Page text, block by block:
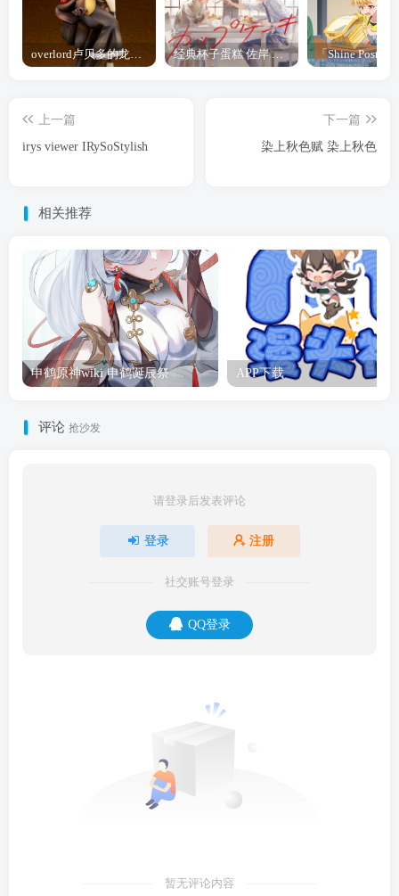
overlord卢贝多的龙王谁厉害 「Overlord」露普斯蕾琪娜·贝塔手办开订 经典杯子蛋糕 佐岸 漫画「经典杯子蛋糕」宣布真人日剧化
上一篇
irys viewer IRySoStylish
下一篇
染上秋色赋 染上秋色
相关推荐
申鹤原神wiki 申鹤诞辰祭 APP下载
评论 抢沙发
请登录后发表评论
登录 注册
社交账号登录
QQ登录
暂无评论内容